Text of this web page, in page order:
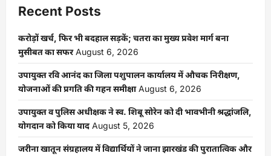
Recent Posts
करोड़ों खर्च, फिर भी बदहाल सड़कें; चतरा का मुख्य प्रवेश मार्ग बना
मुसीबत का सफर August 6, 2026
उपायुक्त रवि आनंद का जिला पशुपालन कार्यालय में औचक निरीक्षण,
योजनाओं की प्रगति की गहन समीक्षा August 6, 2026
उपायुक्त व पुलिस अधीक्षक ने स्व. शिबू सोरेन को दी भावभीनी श्रद्धांजलि,
योगदान को किया याद August 5, 2026
जरीना खातून संग्रहालय में विद्यार्थियों ने जाना झारखंड की पुरातात्विक और